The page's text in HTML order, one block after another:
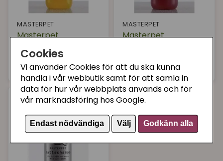
Cookies
Vi använder Cookies för att du ska kunna
handla i vår webbutik samt för att samla in
data för hur vår webbplats används och för
vår marknadsföring hos Google.
Endast nödvändiga Välj Godkänn alla
MASTERPET
Masterpet
Dunderkur
109 kr Bevaka
MASTERPET
Masterpet
99 kr Bevaka